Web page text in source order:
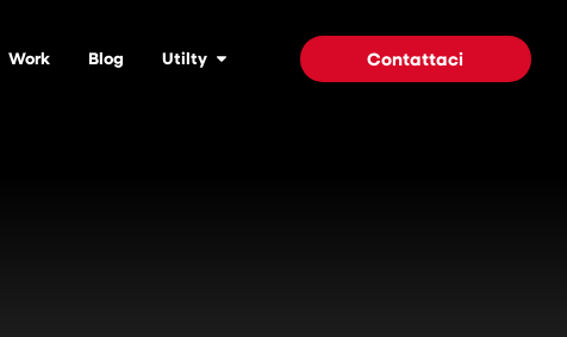
Work Blog Utilty Contattaci